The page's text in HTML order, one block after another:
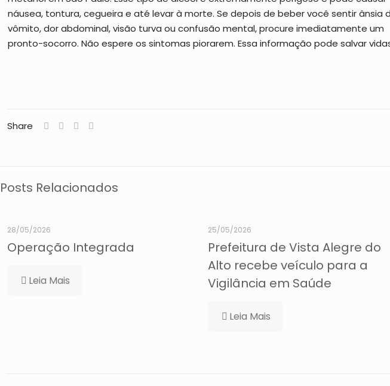
Share
Posts Relacionados
28/05/2026
Operação Integrada
Leia Mais
25/05/2026
Prefeitura de Vista Alegre do
Alto recebe veículo para a
Vigilância em Saúde
Leia Mais